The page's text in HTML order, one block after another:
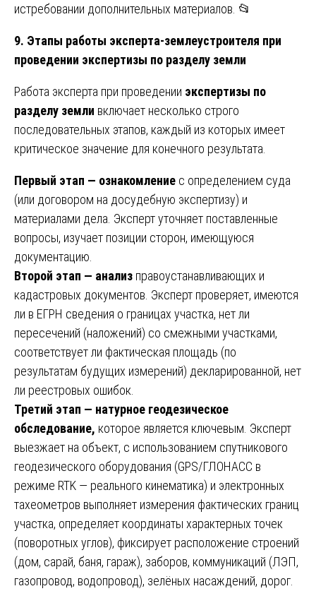
истребовании дополнительных материалов. 📂
9. Этапы работы эксперта-землеустроителя при
проведении экспертизы по разделу земли
Работа эксперта при проведении экспертизы по
разделу земли включает несколько строго
последовательных этапов, каждый из которых имеет
критическое значение для конечного результата.
Первый этап — ознакомление с определением суда
(или договором на досудебную экспертизу) и
материалами дела. Эксперт уточняет поставленные
вопросы, изучает позиции сторон, имеющуюся
документацию.
Второй этап — анализ правоустанавливающих и
кадастровых документов. Эксперт проверяет, имеются
ли в ЕГРН сведения о границах участка, нет ли
пересечений (наложений) со смежными участками,
соответствует ли фактическая площадь (по
результатам будущих измерений) декларированной, нет
ли реестровых ошибок.
Третий этап — натурное геодезическое
обследование, которое является ключевым. Эксперт
выезжает на объект, с использованием спутникового
геодезического оборудования (GPS/ГЛОНАСС в
режиме RTK — реального кинематика) и электронных
тахеометров выполняет измерения фактических границ
участка, определяет координаты характерных точек
(поворотных углов), фиксирует расположение строений
(дом, сарай, баня, гараж), заборов, коммуникаций (ЛЭП,
газопровод, водопровод), зелёных насаждений, дорог.